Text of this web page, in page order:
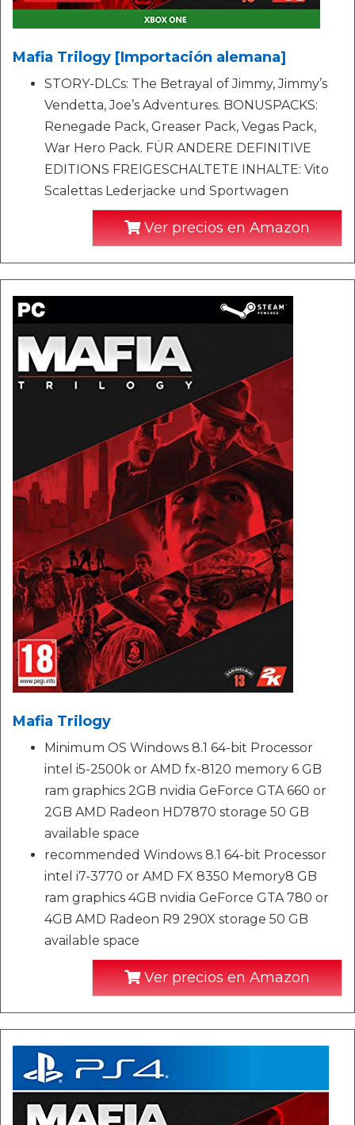
Mafia Trilogy [Importación alemana]
STORY-DLCs: The Betrayal of Jimmy, Jimmy’s
Vendetta, Joe’s Adventures. BONUSPACKS:
Renegade Pack, Greaser Pack, Vegas Pack,
War Hero Pack. FÜR ANDERE DEFINITIVE
EDITIONS FREIGESCHALTETE INHALTE: Vito
Scalettas Lederjacke und Sportwagen
Ver precios en Amazon
Mafia Trilogy
Minimum OS Windows 8.1 64-bit Processor
intel i5-2500k or AMD fx-8120 memory 6 GB
ram graphics 2GB nvidia GeForce GTA 660 or
2GB AMD Radeon HD7870 storage 50 GB
available space
recommended Windows 8.1 64-bit Processor
intel i7-3770 or AMD FX 8350 Memory8 GB
ram graphics 4GB nvidia GeForce GTA 780 or
4GB AMD Radeon R9 290X storage 50 GB
available space
Ver precios en Amazon